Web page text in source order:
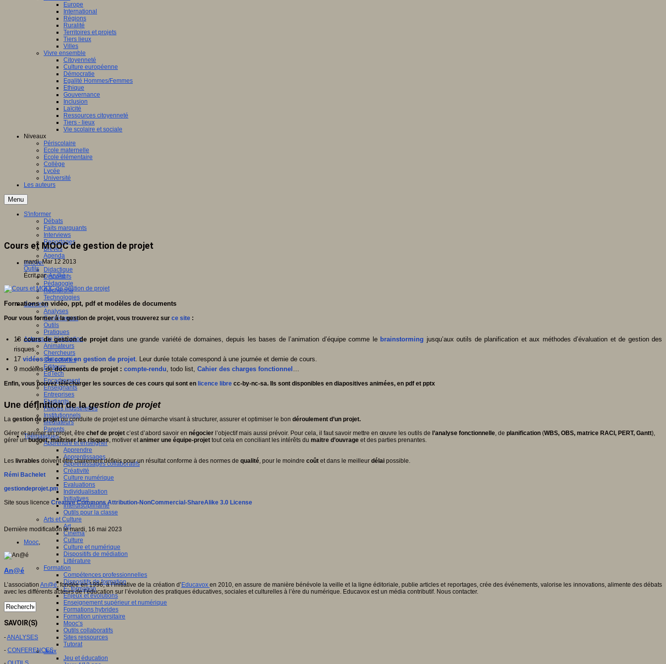
Europe
International
Régions
Ruralité
Territoires et projets
Tiers lieux
Villes
Vivre ensemble
Citoyenneté
Culture européenne
Démocratie
Egalité Hommes/Femmes
Ethique
Gouvernance
Inclusion
Laïcité
Ressources citoyenneté
Tiers - lieux
Vie scolaire et sociale
Niveaux
Périscolaire
Ecole maternelle
Ecole élémentaire
Collège
Lycée
Université
Les auteurs
Menu
S'informer
Débats
Faits marquants
Interviews
Reportages
Brèves
Agenda
Innover
Didactique
Dispositifs
Pédagogie
Recherche
Technologies
Savoir(s)
Analyses
Conférences
Outils
Pratiques
Acteurs de l'éducation
Animateurs
Chercheurs
Collectivités
Editeurs
EdTech
Encadrement
Enseignants
Entreprises
Etudiants
Filières industrielles
Institutionnels
Médiateurs
Parents
Thématiques
Apprendre et enseigner
Apprendre
Apprentissages
Apprentissages collaboratifs
Créativité
Culture numérique
Evaluations
Individualisation
Initiatives
Interdisciplinarité
Outils pour la classe
Arts et Culture
Art
Cinéma
Culture
Culture et numérique
Dispositifs de médiation
Littérature
Formation
Compétences professionnelles
Dispositifs de formation
E- formation
Enjeux et évolutions
Enseignement supérieur et numérique
Formations hybrides
Formation universitaire
Mooc’s
Outils collaboratifs
Sites ressources
Tutorat
Jeux
Jeu et éducation
Cours et MOOC de gestion de projet
mardi, Mar 12 2013
Outils
Écrit parAn@é
Formations en vidéo, ppt, pdf et modèles de documents
Pour vous former à la gestion de projet, vous trouverez sur ce site :
18 cours de gestion de projetdans une grande variété de domaines, depuis les bases de l’animation d’équipe comme le brainstorming jusqu’aux outils de planification et aux méthodes d’évaluation et de gestion des
risques.
17 vidéos de cours en gestion de projet . Leur durée totale correspond à une journée et demie de cours.
9 modèles dedocuments de projet : compte-rendu , todo list, Cahier des charges fonctionnel
Enfin, vous pouvez télécharger les sources de ces cours qui sont en licence libre cc-by-nc-sa. Ils sont disponibles en diapositives animées, en pdf et pptx
Une définition de lagestion de projet
La gestion de projetou conduite de projet est une démarche visant à structurer, assurer et optimiser le bon déroulement d’un projet.
Gérer et animer un projet, être chef de projet c’est d’abord savoir en négocier l’objectif mais aussi prévoir. Pour cela, il faut savoir mettre en œuvre les outils de l’analyse fonctionnelle, de planification (WBS, OBS, matrice RACI, PERT, Gantt),
gérer unbudget, maîtriser les risques, motiver etanimer une équipe-projet tout cela en conciliant les intérêts du maitre d’ouvrage et des parties prenantes.
Les livrables doivent être clairement définis pour un résultat conforme à des normes de qualité, pour le moindre coût et dans le meilleur délai possible.
Rémi Bachelet
gestiondeprojet.pm
Site sous licence Creative Commons Attribution-NonCommercial-ShareAlike 3.0 License
Dernière modification le mardi, 16 mai 2023
Mooc,
An@é
L’associationAn@é, fondée en 1996, à l’initiative de la création d’ Educavox en 2010, en assure de manière bénévole la veille et la ligne éditoriale, publie articles et reportages, crée des événements, valorise les innovations, alimente des débats
avec les différents acteurs de l’éducation sur l’évolution des pratiques éducatives, sociales et culturelles à l’ère du numérique. Educavox est un média contributif. Nous contacter.
SAVOIR(S)
-ANALYSES
- CONFERENCES